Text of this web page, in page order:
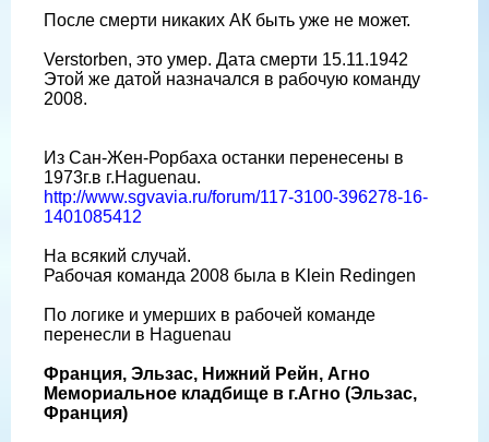
После смерти никаких АК быть уже не может.
Verstorben, это умер. Дата смерти 15.11.1942
Этой же датой назначался в рабочую команду
2008.
Из Сан-Жен-Рорбаха останки перенесены в
1973г.в г.Haguenau.
http://www.sgvavia.ru/forum/117-3100-396278-16-
1401085412
На всякий случай.
Рабочая команда 2008 была в Klein Redingen
По логике и умерших в рабочей команде
перенесли в Haguenau
Франция, Эльзас, Нижний Рейн, Агно
Мемориальное кладбище в г.Агно (Эльзас,
Франция)